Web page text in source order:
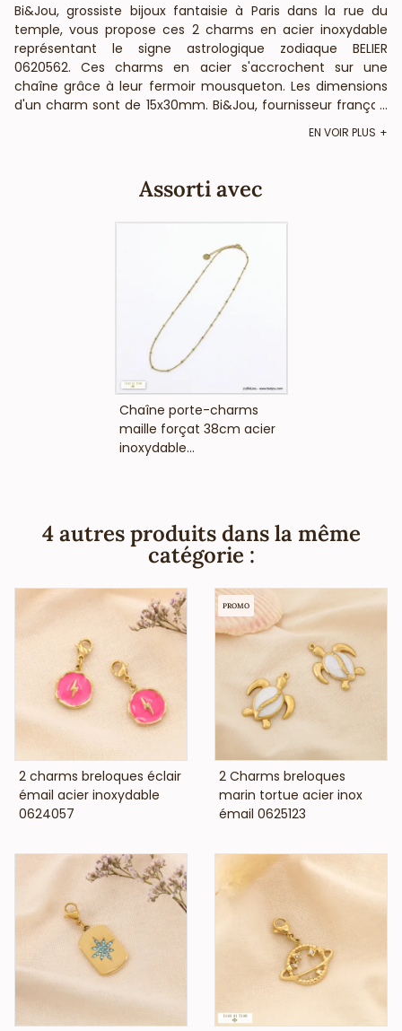
Bi&Jou, grossiste bijoux fantaisie à Paris dans la rue du
temple, vous propose ces 2 charms en acier inoxydable
représentant le signe astrologique zodiaque BELIER
0620562. Ces charms en acier s'accrochent sur une
chaîne grâce à leur fermoir mousqueton. Les dimensions
d'un charm sont de 15x30mm. Bi&Jou, fournisseur français
annonce que ce bijou fantaisie ne contient pas de nickel,
aux lois françaises et européennes).
...
EN VOIR PLUS
Assorti avec
VOIR LE PRIX
Chaîne porte-charms
maille forçat 38cm acier
inoxydable...
4 autres produits dans la même
catégorie :
VOIR LE PRIX
2 charms breloques éclair
émail acier inoxydable
0624057
VOIR LE PRIX
2 Charms breloques
marin tortue acier inox
émail 0625123
PROMO